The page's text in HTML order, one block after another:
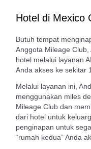
Hotel di Mexico
Butuh tempat
Anggota Mileage
hotel melalui layanan
Anda akses ke sekitar
Melalui layanan ini,
menggunakan miles
Mileage Club dan
dari hotel untuk
penginapan untuk
“rumah kedua” Anda